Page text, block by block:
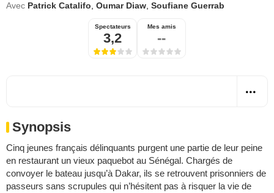
Avec Patrick Catalifo Oumar Diaw Soufiane Guerrab
Spectateurs
3,2
Mes amis
--
Synopsis
Cinq jeunes français délinquants purgent une partie de leur peine
en restaurant un vieux paquebot au Sénégal. Chargés de
convoyer le bateau jusqu’à Dakar, ils se retrouvent prisonniers de
passeurs sans scrupules qui n’hésitent pas à risquer la vie de